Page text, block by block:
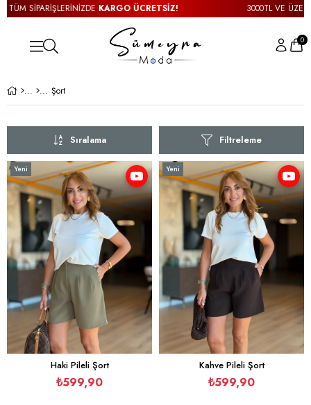
KARGO ÜCRETSİZ! 3000TL VE ÜZERİ TÜM
0
Şort
Filtreleme
Sıralama
Haki Pileli Şort
₺599,90
Yeni
Ürün
Kahve Pileli Şort
₺599,90
Yeni
Ürün